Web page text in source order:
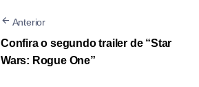
Anterior
Confira o segundo trailer de “Star
Wars: Rogue One”